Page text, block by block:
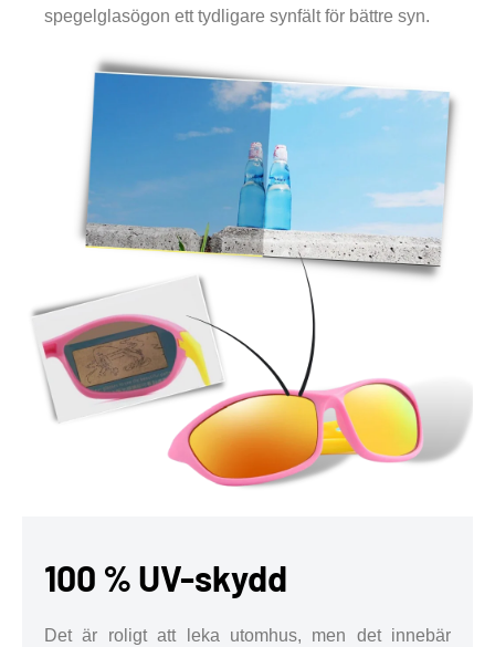
spegelglasögon ett tydligare synfält för bättre syn.
100 % UV-skydd
Det är roligt att leka utomhus, men det innebär